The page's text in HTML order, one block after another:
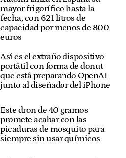
mayor frigorífico hasta la
fecha, con 621 litros de
capacidad por menos de 800
euros
Así es el extraño dispositivo
portátil con forma de donut
que está preparando OpenAI
junto al diseñador del iPhone
Este dron de 40 gramos
promete acabar con las
picaduras de mosquito para
siempre sin usar químicos